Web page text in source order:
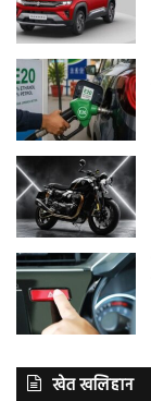
खेत खलिहान